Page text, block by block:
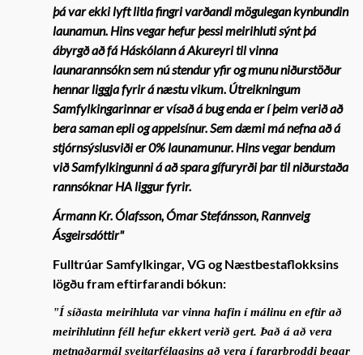
þá var ekki lyft litla fingri varðandi mögulegan kynbundin
launamun. Hins vegar hefur þessi meirihluti sýnt þá
ábyrgð að fá Háskólann á Akureyri til vinna
launarannsókn sem nú stendur yfir og munu niðurstöður
hennar liggja fyrir á næstu vikum. Útreikningum
Samfylkingarinnar er vísað á bug enda er í þeim verið að
bera saman epli og appelsínur. Sem dæmi má nefna að á
stjórnsýslusviði er 0% launamunur. Hins vegar bendum
við Samfylkingunni á að spara gífuryrði þar til niðurstaða
rannsóknar HA liggur fyrir.
Ármann Kr. Ólafsson, Ómar Stefánsson, Rannveig
Ásgeirsdóttir"
Fulltrúar Samfylkingar, VG og Næstbestaflokksins
lögðu fram eftirfarandi bókun:
"Í síðasta meirihluta var vinna hafin í málinu en eftir að
meirihlutinn féll hefur ekkert verið gert. Það á að vera
metnaðarmál sveitarfélagsins að vera í fararbroddi þegar